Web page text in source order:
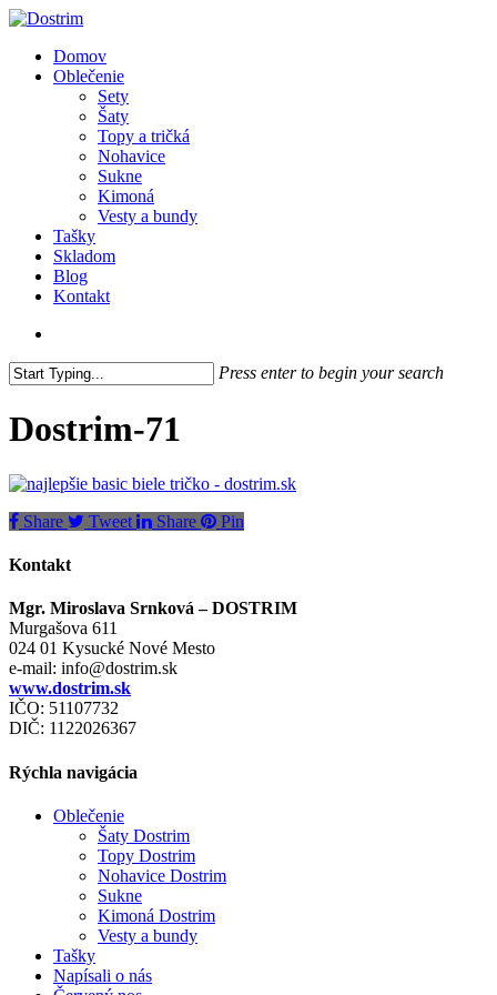
Skip
main
content
search
Menu
Domov
Oblečenie
Sety
Šaty
Topy a tričká
Nohavice
Sukne
Kimoná
Vesty a bundy
Tašky
Skladom
Blog
Kontakt
Press enter to begin your search
Search
Dostrim-71
Share Tweet Share Pin
Kontakt
Mgr. Miroslava Srnková – DOSTRIM
Murgašova 611
024 01 Kysucké Nové Mesto
e-mail: info@dostrim.sk
www.dostrim.sk
IČO: 51107732
DIČ: 1122026367
Rýchla navigácia
Oblečenie
Šaty Dostrim
Topy Dostrim
Nohavice Dostrim
Sukne
Kimoná Dostrim
Vesty a bundy
Tašky
Napísali o nás